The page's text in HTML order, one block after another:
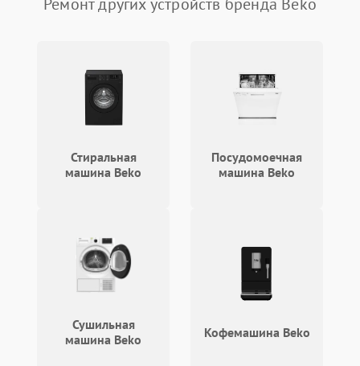
Стиральная
машина Beko
Посудомоечная
машина Beko
Сушильная
машина Beko
Кофемашина Beko